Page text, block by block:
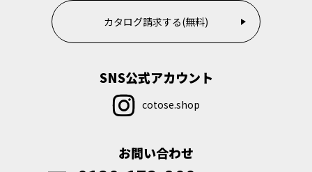
カタログ請求する(無料)
SNS公式アカウント
cotose.shop
お問い合わせ